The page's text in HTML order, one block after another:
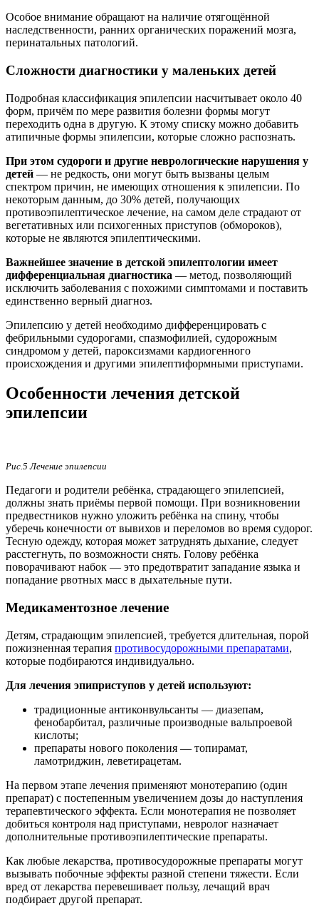
Особое внимание обращают на наличие отягощённой
наследственности, ранних органических поражений мозга,
перинатальных патологий.
Сложности диагностики у маленьких детей
Подробная классификация эпилепсии насчитывает около 40
форм, причём по мере развития болезни формы могут
переходить одна в другую. К этому списку можно добавить
атипичные формы эпилепсии, которые сложно распознать.
При этом судороги и другие неврологические нарушения у
детей — не редкость, они могут быть вызваны целым
спектром причин, не имеющих отношения к эпилепсии. По
некоторым данным, до 30% детей, получающих
противоэпилептическое лечение, на самом деле страдают от
вегетативных или психогенных приступов (обмороков),
которые не являются эпилептическими.
Важнейшее значение в детской эпилептологии имеет
дифференциальная диагностика — метод, позволяющий
исключить заболевания с похожими симптомами и поставить
единственно верный диагноз.
Эпилепсию у детей необходимо дифференцировать с
фебрильными судорогами, спазмофилией, судорожным
синдромом у детей, пароксизмами кардиогенного
происхождения и другими эпилептиформными приступами.
Особенности лечения детской
эпилепсии
Рис.5 Лечение эпилепсии
Педагоги и родители ребёнка, страдающего эпилепсией,
должны знать приёмы первой помощи. При возникновении
предвестников нужно уложить ребёнка на спину, чтобы
уберечь конечности от вывихов и переломов во время судорог.
Тесную одежду, которая может затруднять дыхание, следует
расстегнуть, по возможности снять. Голову ребёнка
поворачивают набок — это предотвратит западание языка и
попадание рвотных масс в дыхательные пути.
Медикаментозное лечение
Детям, страдающим эпилепсией, требуется длительная, порой
пожизненная терапия противосудорожными препаратами,
которые подбираются индивидуально.
Для лечения эпиприступов у детей используют:
традиционные антиконвульсанты — диазепам,
фенобарбитал, различные производные вальпроевой
кислоты;
препараты нового поколения — топирамат,
ламотриджин, леветирацетам.
На первом этапе лечения применяют монотерапию (один
препарат) с постепенным увеличением дозы до наступления
терапевтического эффекта. Если монотерапия не позволяет
добиться контроля над приступами, невролог назначает
дополнительные противоэпилептические препараты.
Как любые лекарства, противосудорожные препараты могут
вызывать побочные эффекты разной степени тяжести. Если
вред от лекарства перевешивает пользу, лечащий врач
подбирает другой препарат.